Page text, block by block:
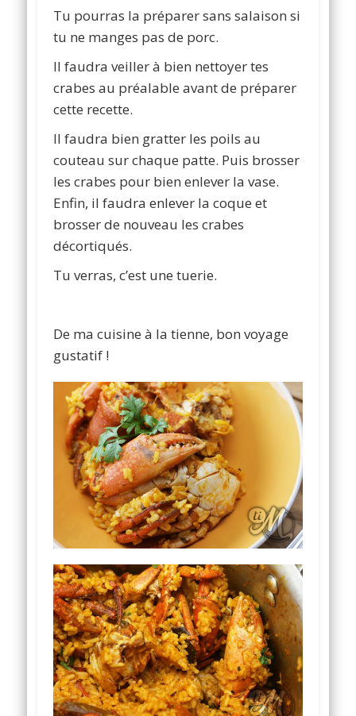
Tu pourras la préparer sans salaison si
tu ne manges pas de porc.
Il faudra veiller à bien nettoyer tes
crabes au préalable avant de préparer
cette recette.
Il faudra bien gratter les poils au
couteau sur chaque patte. Puis brosser
les crabes pour bien enlever la vase.
Enfin, il faudra enlever la coque et
brosser de nouveau les crabes
décortiqués.
Tu verras, c’est une tuerie.
De ma cuisine à la tienne, bon voyage
gustatif !